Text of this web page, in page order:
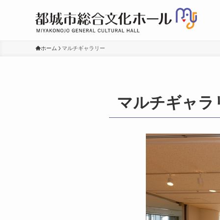
ホーム マルチギャラリー
マルチギャラ